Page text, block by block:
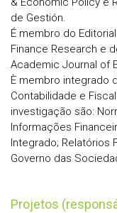
de Gestión.
É membro do
Finance Research e
Academic Journal of
È membro integrado
Contabilidade e
investigação são:
Informações
Integrado; Relatórios
Governo das
Projetos